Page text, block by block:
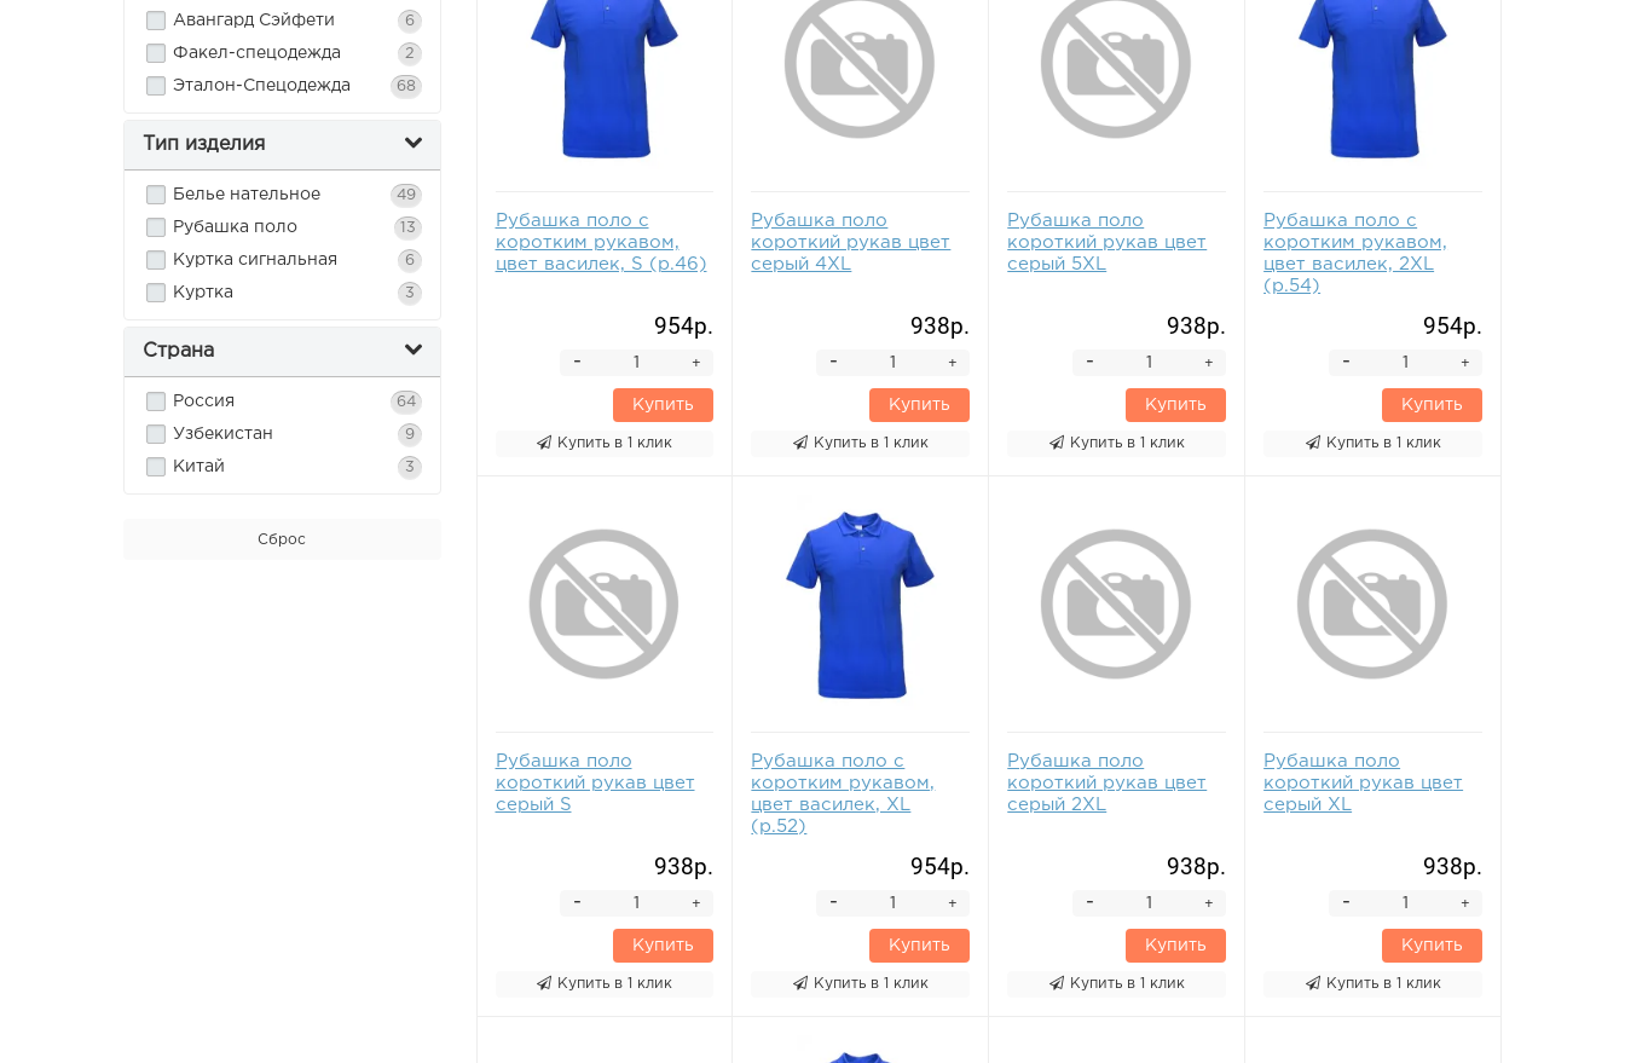
Авангард Сэйфети 6
Факел-спецодежда 2
Эталон-Спецодежда 68
Тип изделия
Белье нательное 49
Рубашка поло 13
Куртка сигнальная 6
Куртка 3
Страна
Россия 64
Узбекистан 9
Китай 3
Сброс
Рубашка поло с
коротким рукавом,
цвет василек, S (р.46)
954р.
+
-
Купить
Купить в 1 клик
Рубашка поло
короткий рукав цвет
серый 4XL
938р.
+
-
Купить
Купить в 1 клик
Рубашка поло
короткий рукав цвет
серый 5XL
938р.
+
-
Купить
Купить в 1 клик
Рубашка поло с
коротким рукавом,
цвет василек, 2XL
(р.54)
954р.
+
-
Купить
Купить в 1 клик
Рубашка поло
короткий рукав цвет
серый S
938р.
+
-
Купить
Купить в 1 клик
Рубашка поло с
коротким рукавом,
цвет василек, XL
(р.52)
954р.
+
-
Купить
Купить в 1 клик
Рубашка поло
короткий рукав цвет
серый 2XL
938р.
+
-
Купить
Купить в 1 клик
Рубашка поло
короткий рукав цвет
серый XL
938р.
+
-
Купить
Купить в 1 клик